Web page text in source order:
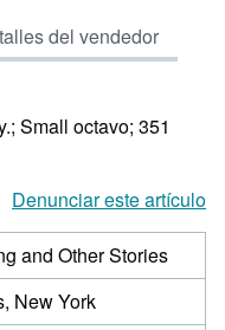
del vendedor
Small octavo; 351
Denunciar este artículo
and Other Stories
New York